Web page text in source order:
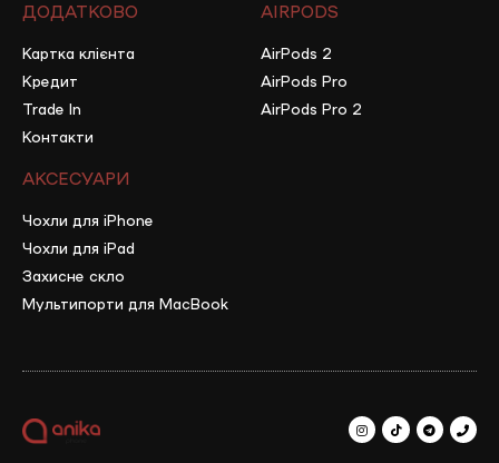
ДОДАТКОВО
Картка клієнта
Кредит
Trade In
Контакти
AIRPODS
AirPods 2
AirPods Pro
AirPods Pro 2
АКСЕСУАРИ
Чохли для iPhone
Чохли для iPad
Захисне скло
Мультипорти для MacBook